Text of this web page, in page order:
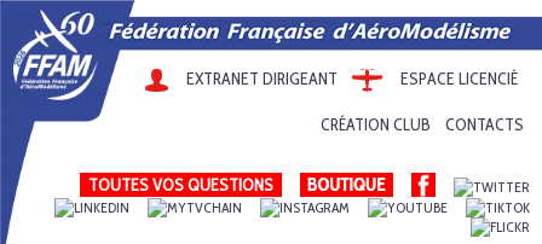
EXTRANET DIRIGEANT ESPACE LICENCIÉ
CRÉATION CLUB CONTACTS
TOUTES VOS QUESTIONS